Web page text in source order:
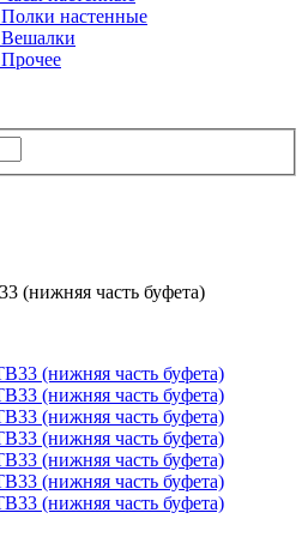
Полки настенные
Вешалки
Прочее
(нижняя часть буфета)